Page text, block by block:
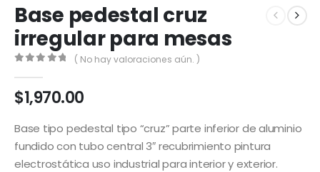
Base pedestal cruz
irregular para mesas
( No hay valoraciones aún. )
$1,970.00
Base tipo pedestal tipo “cruz” parte inferior de aluminio
fundido con tubo central 3″ recubrimiento pintura
electrostática uso industrial para interior y exterior.